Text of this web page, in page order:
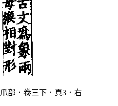
爪部．卷三下．頁3．右